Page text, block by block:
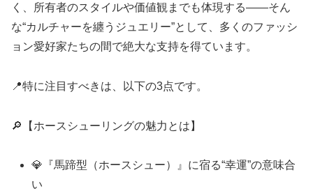
く、所有者のスタイルや価値観までも体現する――そん
な“カルチャーを纏うジュエリー”として、多くのファッシ
ョン愛好家たちの間で絶大な支持を得ています。
📍特に注目すべきは、以下の3点です。
🔎【ホースシューリングの魅力とは】
💎『馬蹄型（ホースシュー）』に宿る“幸運”の意味合
い